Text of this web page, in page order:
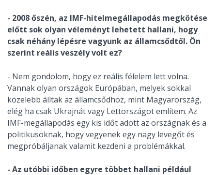
- 2008 őszén, az IMF-hitelmegállapodás megkötése
előtt sok olyan véleményt lehetett hallani, hogy
csak néhány lépésre vagyunk az államcsődtől. Ön
szerint reális veszély volt ez?
- Nem gondolom, hogy ez reális félelem lett volna.
Vannak olyan országok Európában, melyek sokkal
közelebb álltak az államcsődhöz, mint Magyarország,
elég ha csak Ukrajnát vagy Lettországot említem. Az
IMF-megállapodás egy kis időt adott az országnak és a
politikusoknak, hogy vegyenek egy nagy levegőt és
megpróbáljanak valamit kezdeni a problémákkal.
- Az utóbbi időben egyre többet hallani például